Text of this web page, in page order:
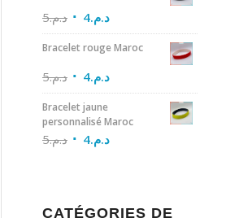
د.م.5 د.م.4
Bracelet rouge Maroc
د.م.5 د.م.4
Bracelet jaune
personnalisé Maroc
د.م.5 د.م.4
CATÉGORIES DE